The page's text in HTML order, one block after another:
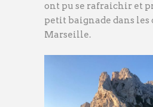
ont pu se rafraichir et
petit baignade dans les
Marseille.